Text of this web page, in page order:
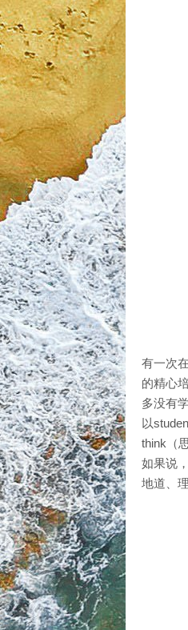
有一次
的精心
多没有
以
think（
如果说
地道、